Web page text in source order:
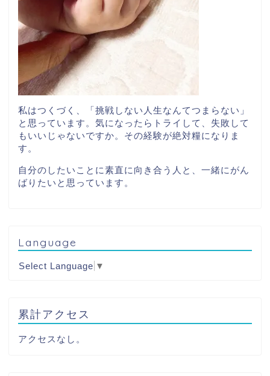
私はつくづく、「挑戦しない人生なんてつまらない」
と思っています。気になったらトライして、失敗して
もいいじゃないですか。その経験が絶対糧になりま
す。
自分のしたいことに素直に向き合う人と、一緒にがん
ばりたいと思っています。
Language
Select Language ▼
累計アクセス
アクセスなし。